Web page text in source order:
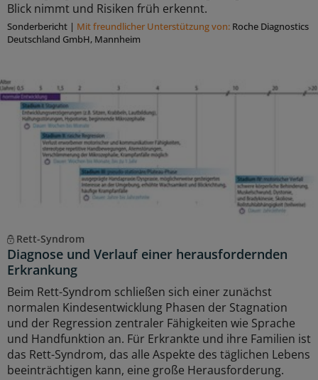
Blick nimmt und Risiken früh erkennt.
Sonderbericht | Mit freundlicher Unterstützung von: Roche Diagnostics
Deutschland GmbH, Mannheim
Rett-Syndrom
Diagnose und Verlauf einer herausfordernden
Erkrankung
Beim Rett-Syndrom schließen sich einer zunächst
normalen Kindesentwicklung Phasen der Stagnation
und der Regression zentraler Fähigkeiten wie Sprache
und Handfunktion an. Für Erkrankte und ihre Familien ist
das Rett-Syndrom, das alle Aspekte des täglichen Lebens
beeinträchtigen kann, eine große Herausforderung.